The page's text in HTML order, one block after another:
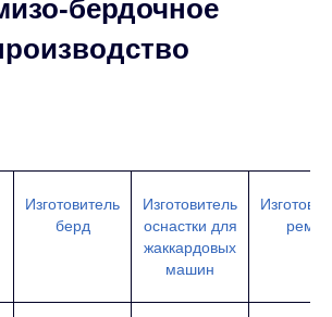
бердочное
Изготовитель
берд
Изготовитель
оснастки для
жаккардовых
машин
ремиз